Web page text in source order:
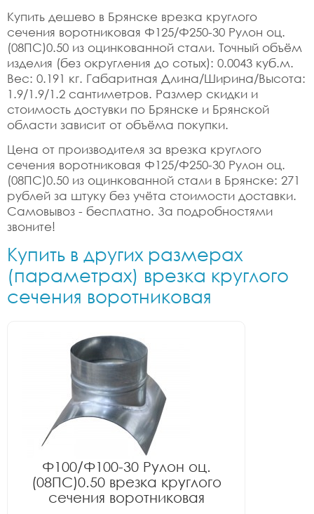
Купить дешево в Брянске врезка круглого
сечения воротниковая Ф125/Ф250-30 Рулон оц.
(08ПС)0.50 из оцинкованной стали. Точный объём
изделия (без округления до сотых): 0.0043 куб.м.
Вес: 0.191 кг. Габаритная Длина/Ширина/Высота:
1.9/1.9/1.2 сантиметров. Размер скидки и
стоимость достувки по Брянске и Брянской
области зависит от объёма покупки.
Цена от производителя за врезка круглого
сечения воротниковая Ф125/Ф250-30 Рулон оц.
(08ПС)0.50 из оцинкованной стали в Брянске: 271
рублей за штуку без учёта стоимости доставки.
Самовывоз - бесплатно. За подробностями
звоните!
Купить в других размерах
(параметрах) врезка круглого
сечения воротниковая
Ф100/Ф100-30 Рулон оц.
(08ПС)0.50 врезка круглого
сечения воротниковая